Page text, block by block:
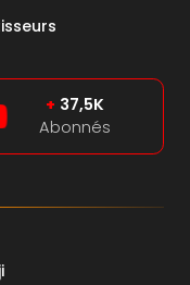
+ 37,5K
Abonnés